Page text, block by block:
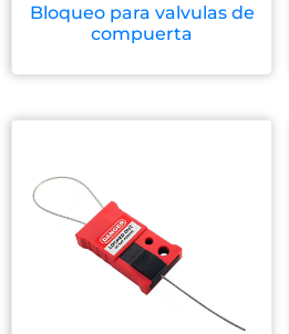
Bloqueo para valvulas de
compuerta